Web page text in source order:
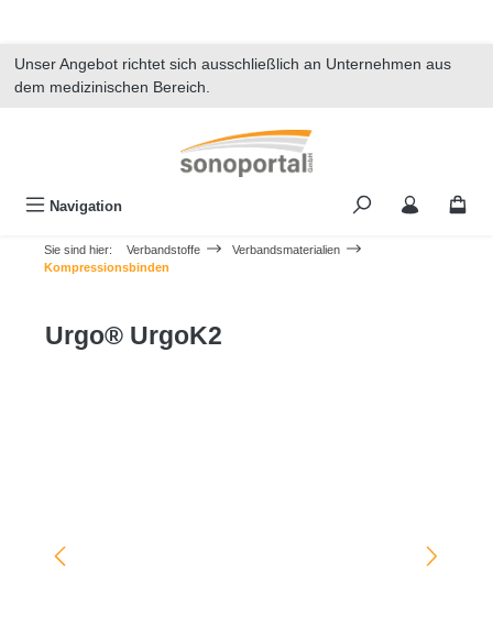
Unser Angebot richtet sich ausschließlich an Unternehmen aus
dem medizinischen Bereich.
Navigation
Sie sind hier: Verbandstoffe
Verbandsmaterialien
Kompressionsbinden
Urgo® UrgoK2